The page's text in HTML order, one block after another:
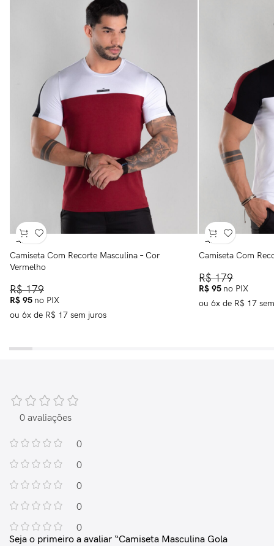
-43%
Camiseta Com Recorte Masculina – Cor
Vermelho
R$179
R$ 95 no PIX
ou 6x de R$ 17 sem juros
-43%
Camiseta Com
R$179
R$ 95 no PIX
ou6x de R$ 17
0 avaliações
0
0
0
0
0
Seja o primeiro a avaliar “Camiseta Masculina Gola